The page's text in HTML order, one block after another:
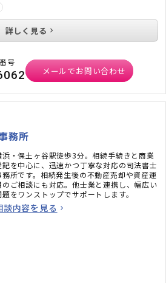
詳しく見る
号
メールでお問い合わせ
務所
浜・保土ヶ谷駅徒歩3分。相続手続きと商業
記を中心に、迅速かつ丁寧な対応の司法書士
務所です。相続発生後の不動産売却や資産運
のご相談にも対応。他士業と連携し、幅広い
題をワンストップでサポートします。
談内容を見る